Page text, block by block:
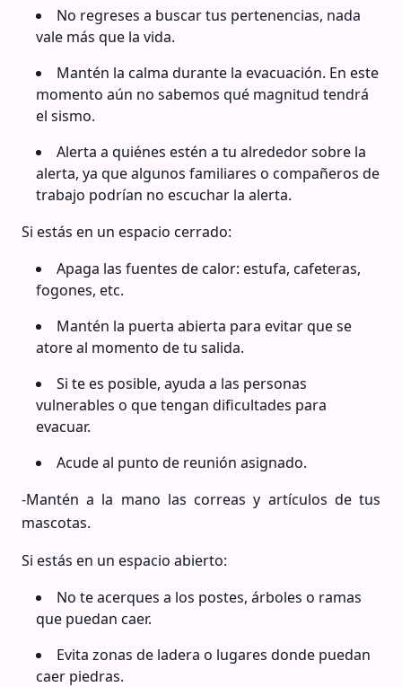
No regreses a buscar tus pertenencias, nada
vale más que la vida.
Mantén la calma durante la evacuación. En este
momento aún no sabemos qué magnitud tendrá
el sismo.
Alerta a quiénes estén a tu alrededor sobre la
alerta, ya que algunos familiares o compañeros de
trabajo podrían no escuchar la alerta.
Si estás en un espacio cerrado:
Apaga las fuentes de calor: estufa, cafeteras,
fogones, etc.
Mantén la puerta abierta para evitar que se
atore al momento de tu salida.
Si te es posible, ayuda a las personas
vulnerables o que tengan dificultades para
evacuar.
Acude al punto de reunión asignado.
-Mantén a la mano las correas y artículos de tus
mascotas.
Si estás en un espacio abierto:
No te acerques a los postes, árboles o ramas
que puedan caer.
Evita zonas de ladera o lugares donde puedan
caer piedras.